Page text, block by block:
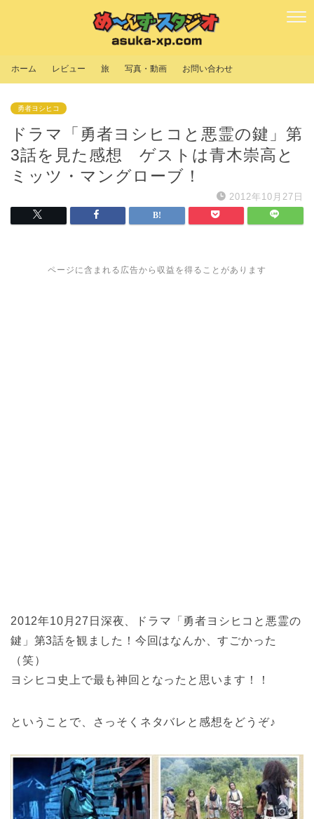
ホーム レビュー 旅 写真・動画 お問い合わせ
勇者ヨシヒコ
ドラマ「勇者ヨシヒコと悪霊の鍵」第
3話を見た感想 ゲストは青木崇高と
ミッツ・マングローブ！
2012年10月27日
ページに含まれる広告から収益を得ることがあります
2012年10月27日深夜、ドラマ「勇者ヨシヒコと悪霊の
鍵」第3話を観ました！今回はなんか、すごかった
（笑）
ヨシヒコ史上で最も神回となったと思います！！
ということで、さっそくネタバレと感想をどうぞ♪